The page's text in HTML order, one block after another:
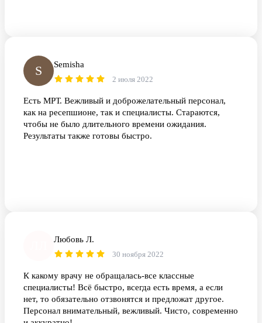
S Semisha
2 июля 2022
Есть МРТ. Вежливый и доброжелательный персонал,
как на ресепшионе, так и специалисты. Стараются,
чтобы не было длительного времени ожидания.
Результаты также готовы быстро.
Любовь Л.
30 ноября 2022
К какому врачу не обращалась-все классные
специалисты! Всё быстро, всегда есть время, а если
нет, то обязательно отзвонятся и предложат другое.
Персонал внимательный, вежливый. Чисто, современно